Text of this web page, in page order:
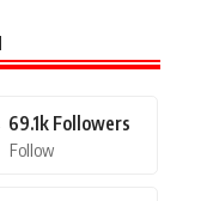
69.1k Followers
Follow